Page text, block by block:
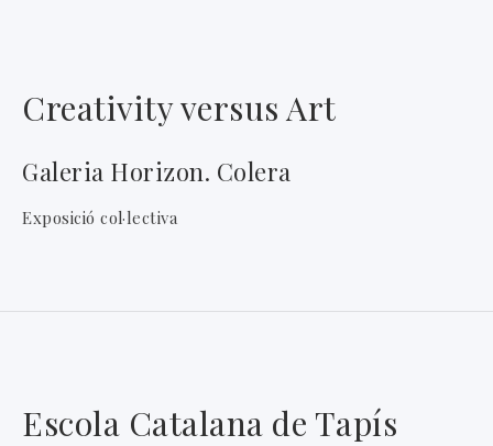
Creativity versus Art
Galeria Horizon. Colera
Exposició col·lectiva
Escola Catalana de Tapís